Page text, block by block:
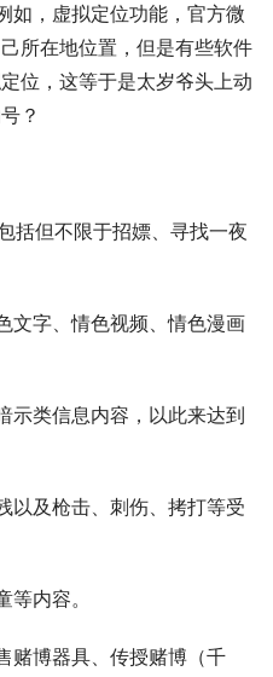
如，虚拟定位功能，官方微
所在地位置，但是有些软件
位，这等于是太岁爷头上动
？
括但不限于招嫖、寻找一夜
文字、情色视频、情色漫画
示类信息内容，以此来达到
以及枪击、刺伤、拷打等受
等内容。
赌博器具、传授赌博（千